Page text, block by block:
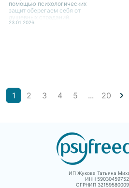
помощью психологических
защит оберегаем себя от
душевных страданий.
23.01.2026
1 2 3 4 5 ... 20
ИП Жукова Татьяна
ИНН
ОГРНИП